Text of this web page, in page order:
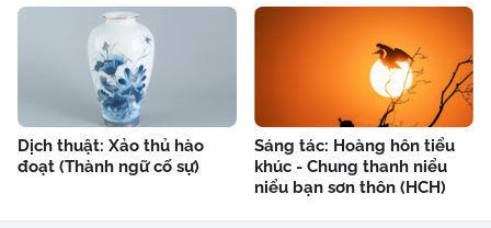
Dịch thuật: Xảo thủ hào
đoạt (Thành ngữ cố sự)
Sáng tác: Hoàng hôn tiểu
khúc - Chung thanh niểu
niểu bạn sơn thôn (HCH)